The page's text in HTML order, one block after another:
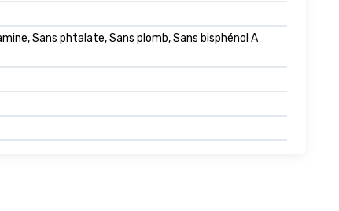
Sans phtalate, Sans plomb, Sans bisphénol A